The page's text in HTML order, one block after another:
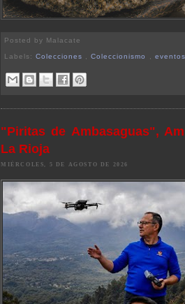
Posted by Malacate
Labels:Colecciones ,Coleccionismo , eventos
"Piritas de Ambasaguas",
La Rioja
MIÉRCOLES, 5 DE AGOSTO DE 2026